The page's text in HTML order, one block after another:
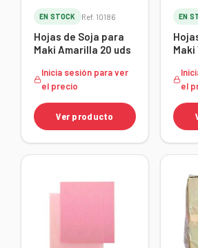
EN STOCK Ref. 10186
Hojas de Soja para
Maki Amarilla 20 uds
Inicia sesión para ver
el precio
Ver producto
EN
Maki
el